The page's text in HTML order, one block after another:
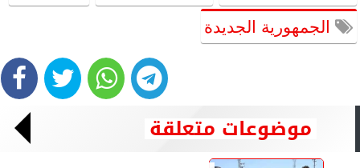
الجمهورية الجديدة
موضوعات متعلقة